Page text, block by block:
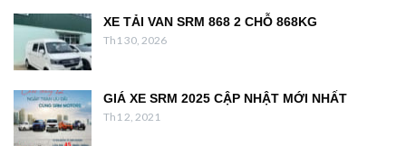
XE TẢI VAN SRM 868 2 CHỖ 868KG
Th1 30, 2026
GIÁ XE SRM 2025 CẬP NHẬT MỚI NHẤT
Th1 2, 2021